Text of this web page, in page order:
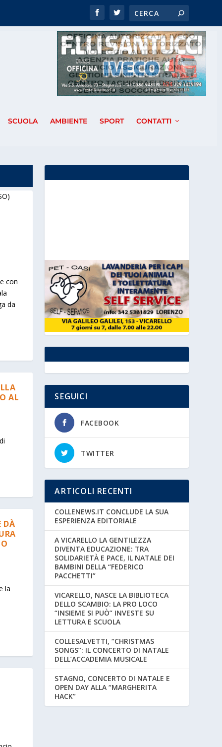
SCUOLA AMBIENTE SPORT CONTATTI
con
da
AL
DÀ
la
SEGUICI
FACEBOOK
TWITTER
ARTICOLI RECENTI
COLLENEWS.IT CONCLUDE LA SUA
ESPERIENZA EDITORIALE
A VICARELLO LA GENTILEZZA
DIVENTA EDUCAZIONE: TRA
SOLIDARIETÀ E PACE, IL NATALE DEI
BAMBINI DELLA “FEDERICO
PACCHETTI”
VICARELLO, NASCE LA BIBLIOTECA
DELLO SCAMBIO: LA PRO LOCO
“INSIEME SI PUÒ” INVESTE SU
LETTURA E SCUOLA
COLLESALVETTI, “CHRISTMAS
SONGS”: IL CONCERTO DI NATALE
DELL’ACCADEMIA MUSICALE
STAGNO, CONCERTO DI NATALE E
OPEN DAY ALLA “MARGHERITA
HACK”